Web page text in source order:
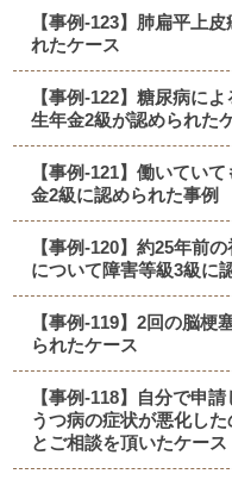
【事例-123】肺扁平上
れたケース
【事例-122】糖尿病に
生年金2級が認められた
【事例-121】働いてい
金2級に認められた事例
【事例-120】約25年前
について障害等級3級に
【事例-119】2回の脳梗
られたケース
【事例-118】自分で申
うつ病の症状が悪化した
とご相談を頂いたケース